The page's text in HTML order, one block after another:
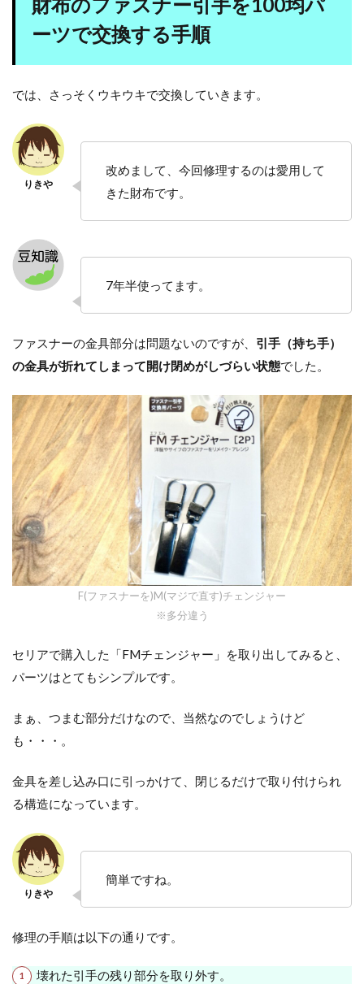
ーツで交換する手順
では、さっそくウキウキで交換していきます。
改めまして、今回修理するのは愛用して
きた財布です。
7年半使ってます。
ファスナーの金具部分は問題ないのですが、 引手（持ち手）
の金具が折れてしまって開け閉めがしづらい状態でした。
F(ファスナーを)M(マジで直す)チェンジャー
※多分違う
セリアで購入した「FMチェンジャー」を取り出してみると、
パーツはとてもシンプルです。
まぁ、つまむ部分だけなので、当然なのでしょうけど
も・・・。
金具を差し込み口に引っかけて、閉じるだけで取り付けられ
る構造になっています。
簡単ですね。
修理の手順は以下の通りです。
壊れた引手の残り部分を取り外す。